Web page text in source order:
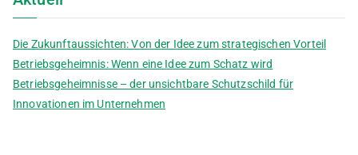
Die Zukunftaussichten: Von der Idee zum strategischen Vorteil
Betriebsgeheimnis: Wenn eine Idee zum Schatz wird
Betriebsgeheimnisse – der unsichtbare Schutzschild für
Innovationen im Unternehmen